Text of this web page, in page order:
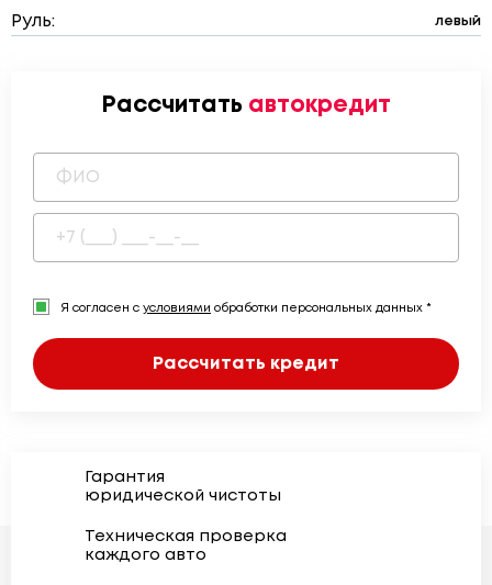
Руль: левый
Рассчитать автокредит
Я согласен с условиями обработки персональных данных *
Рассчитать кредит
Гарантия
юридической чистоты
Техническая проверка
каждого авто